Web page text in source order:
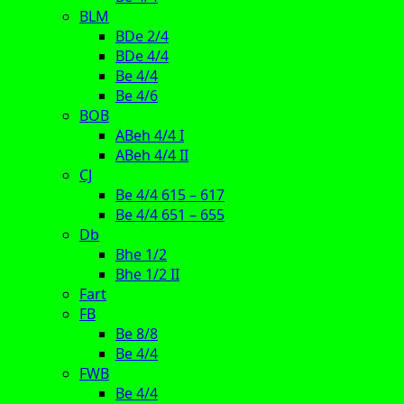
BLM
BDe 2/4
BDe 4/4
Be 4/4
Be 4/6
BOB
ABeh 4/4 I
ABeh 4/4 II
CJ
Be 4/4 615 – 617
Be 4/4 651 – 655
Db
Bhe 1/2
Bhe 1/2 II
Fart
FB
Be 8/8
Be 4/4
FWB
Be 4/4